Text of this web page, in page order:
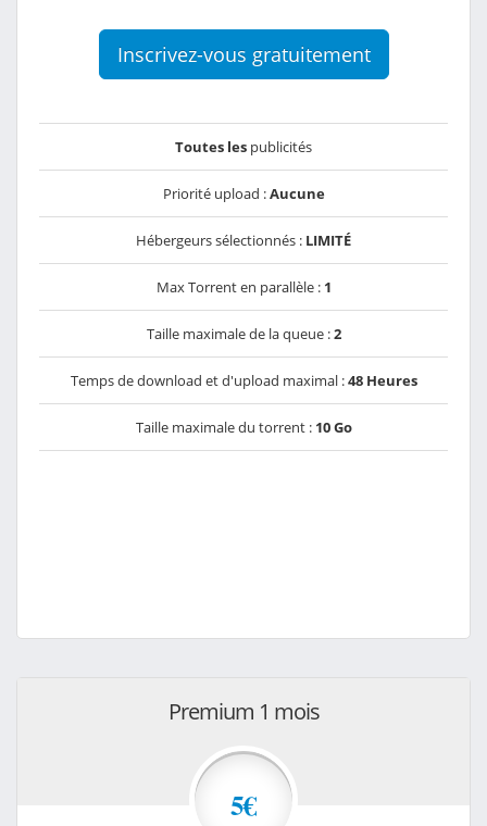
Inscrivez-vous gratuitement
Toutes les publicités
Priorité upload :Aucune
Hébergeurs sélectionnés : LIMITÉ
Max Torrent en parallèle : 1
Taille maximale de la queue :2
Temps de download et d'upload maximal :48 Heures
Taille maximale du torrent : 10 Go
Premium 1 mois
5€